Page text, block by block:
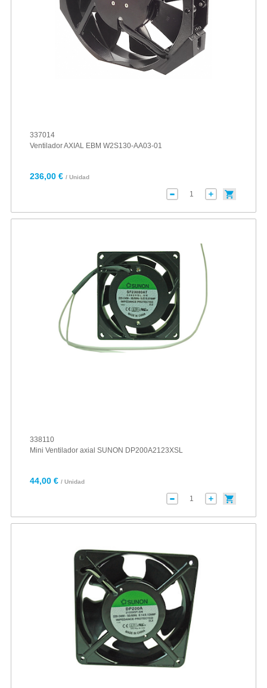
337014
Ventilador AXIAL EBM W2S130-AA03-01
236,00 € / Unidad
338110
Mini Ventilador axial SUNON DP200A2123XSL
44,00 € / Unidad